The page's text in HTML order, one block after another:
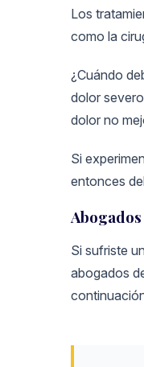
Los
como la
¿Cuándo
dolor
dolor no
Si
entonces
Si sufriste
abogados